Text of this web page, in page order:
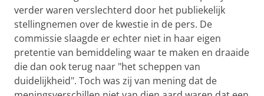
verder waren verslechterd door het publiekelijk
stellingnemen over de kwestie in de pers. De
commissie slaagde er echter niet in haar eigen
pretentie van bemiddeling waar te maken en draaide
die dan ook terug naar "het scheppen van
duidelijkheid". Toch was zij van mening dat de